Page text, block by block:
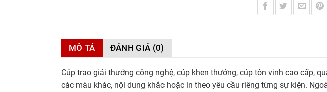
MÔ TẢ ĐÁNH GIÁ (0)
Cúp trao giải thưởng công nghệ, cúp khen thưởng, cúp tôn vinh cao cấp,
các màu khác, nội dung khắc hoặc in theo yêu cầu riêng từng sự kiện.